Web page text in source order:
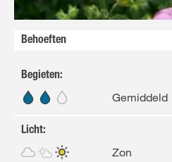
Behoeften
Begieten:
Gemiddeld
Licht:
Zon